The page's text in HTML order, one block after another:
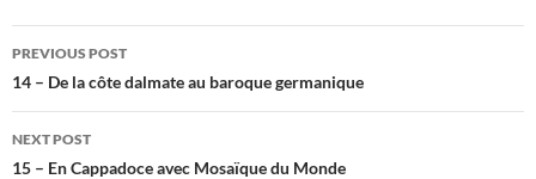
Post
navigation
PREVIOUS POST
14 – De la côte dalmate au baroque germanique
NEXT POST
15 – En Cappadoce avec Mosaïque du Monde